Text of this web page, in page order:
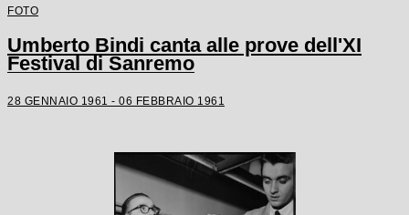
FOTO
Umberto Bindi canta alle prove dell'XI
Festival di Sanremo
28 GENNAIO 1961 - 06 FEBBRAIO 1961